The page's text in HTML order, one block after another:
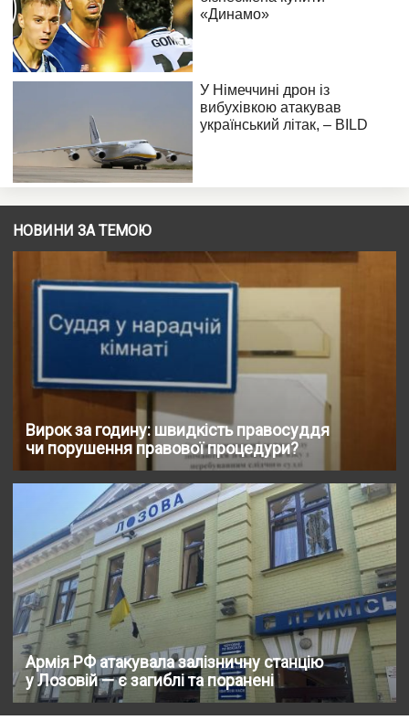
НОВИНИ ЗА ТЕМОЮ
Вирок за годину: швидкість правосуддя
чи порушення правової процедури?
Армія РФ атакувала залізничну станцію
у Лозовій — є загиблі та поранені